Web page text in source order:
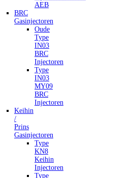
AEB
BRC
Gasinjectoren
Oude
Type
IN03
BRC
Injectoren
Type
IN03
MY09
BRC
Injectoren
Keihin
/
Prins
Gasinjectoren
Type
KN8
Keihin
Injectoren
Type